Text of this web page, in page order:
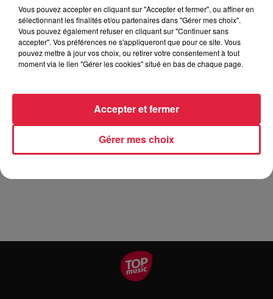
musicale, ce spectacle offre de nombreuses surprises et
fantaisies.
L’improvisation est de mise, dans un répertoire qui est
justement fait pour cela à l’origine !
reservation.foyer.culturel@dambach-la-ville.fr
https://www.dambach-la-ville.fr/culture-et-animations/foyer-
culturel-georges-meyer
Vous pouvez accepter en cliquant sur "Accepter et fermer", ou affiner en
sélectionnant les finalités et/ou partenaires dans "Gérer mes choix".
Vous pouvez également refuser en cliquant sur "Continuer sans
accepter". Vos préférences ne s'appliqueront que pour ce site. Vous
pouvez mettre à jour vos choix, ou retirer votre consentement à tout
moment via le lien "Gérer les cookies" situé en bas de chaque page.
Gérer mes choix
Accepter et fermer